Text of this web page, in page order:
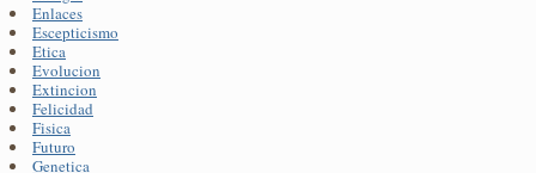
Enlaces
Escepticismo
Etica
Evolucion
Extincion
Felicidad
Fisica
Futuro
Genetica